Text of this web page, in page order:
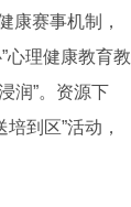
康赛事机制，
心理健康教育教
润”。资源下
到区”活动，